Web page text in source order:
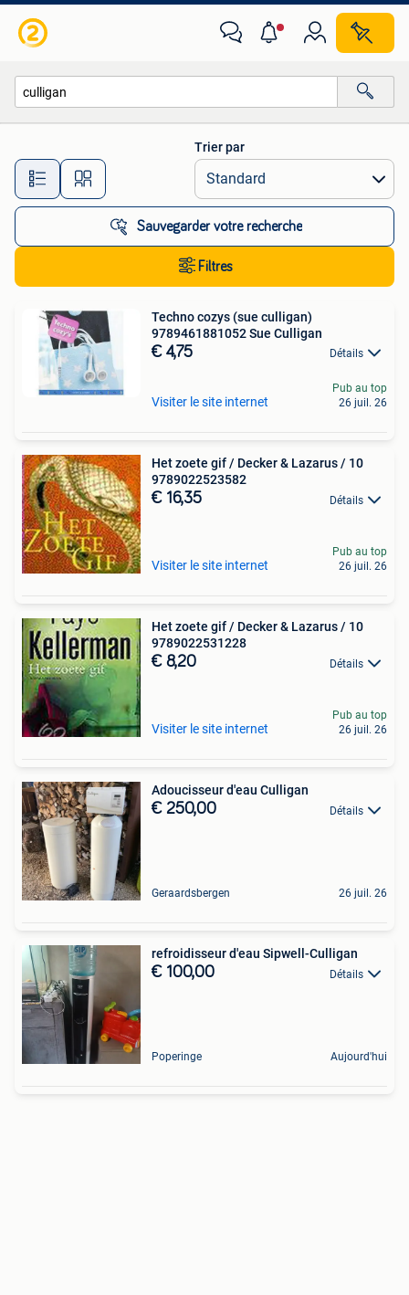
Toutes les distances…
Trier par
Sauvegarder votre recherche
Filtres
Techno cozys (sue culligan)
9789461881052 Sue Culligan
€ 4,75 Détails
Visiter le site internet
Pub au top
26 juil. 26
Het zoete gif / Decker & Lazarus / 10
9789022523582
€ 16,35 Détails
Visiter le site internet
Pub au top
26 juil. 26
Het zoete gif / Decker & Lazarus / 10
9789022531228
€ 8,20 Détails
Visiter le site internet
Pub au top
26 juil. 26
Adoucisseur d'eau Culligan
€ 250,00 Détails
Geraardsbergen 26 juil. 26
refroidisseur d'eau Sipwell-Culligan
€ 100,00 Détails
Poperinge Aujourd'hui